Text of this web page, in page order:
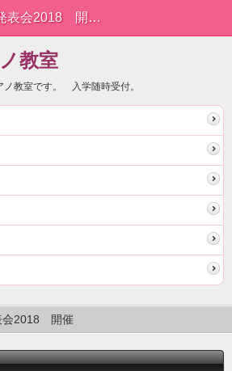
発表会2018 開催 | 新着情報
教室
ノ教室です。 入学随時受付。
会2018 開催